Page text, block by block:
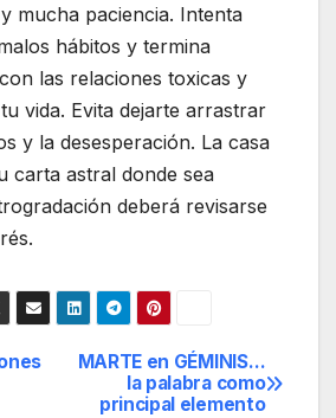
mucha paciencia. Intenta
hábitos y termina
las relaciones toxicas y
vida. Evita dejarte arrastrar
y la desesperación. La casa
carta astral donde sea
deberá revisarse
MARTE en GÉMINIS…
la palabra como
principal elemento